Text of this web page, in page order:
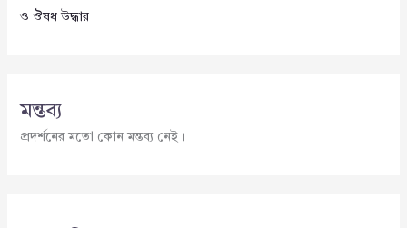
ও ঔষধ উদ্ধার
মন্তব্য
প্রদর্শনের মতো কোন মন্তব্য নেই।